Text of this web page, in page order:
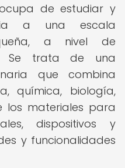
de estudiar y
a una escala
a nivel de
Se trata de una
que combina
química, biología,
los materiales para
dispositivos y
y funcionalidades